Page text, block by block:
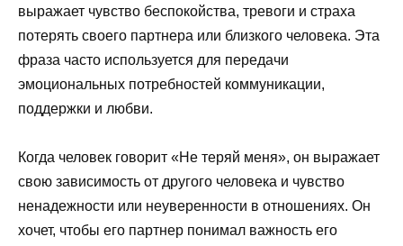
выражает чувство беспокойства, тревоги и страха
потерять своего партнера или близкого человека. Эта
фраза часто используется для передачи
эмоциональных потребностей коммуникации,
поддержки и любви.
Когда человек говорит «Не теряй меня», он выражает
свою зависимость от другого человека и чувство
ненадежности или неуверенности в отношениях. Он
хочет, чтобы его партнер понимал важность его